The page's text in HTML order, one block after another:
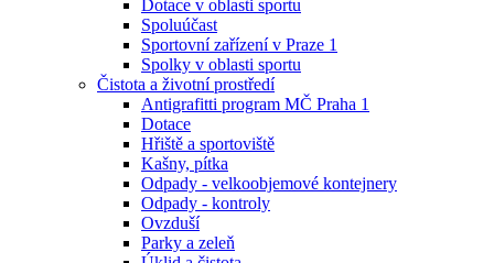
Dotace v oblasti sportu
Spoluúčast
Sportovní zařízení v Praze 1
Spolky v oblasti sportu
Čistota a životní prostředí
Antigrafitti program MČ Praha 1
Dotace
Hřiště a sportoviště
Kašny, pítka
Odpady - velkoobjemové kontejnery
Odpady - kontroly
Ovzduší
Parky a zeleň